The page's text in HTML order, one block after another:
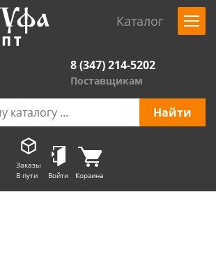
Каталог
8 (347) 214-5202
Поставщикам
Заказы
В пути
Войти Корзина